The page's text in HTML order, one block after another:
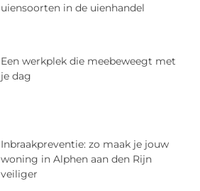
uiensoorten in de uienhandel
Een werkplek die meebeweegt met
je dag
Inbraakpreventie: zo maak je jouw
woning in Alphen aan den Rijn
veiliger